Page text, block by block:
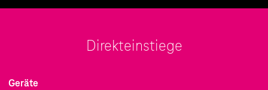
Direkteinstiege
Geräte